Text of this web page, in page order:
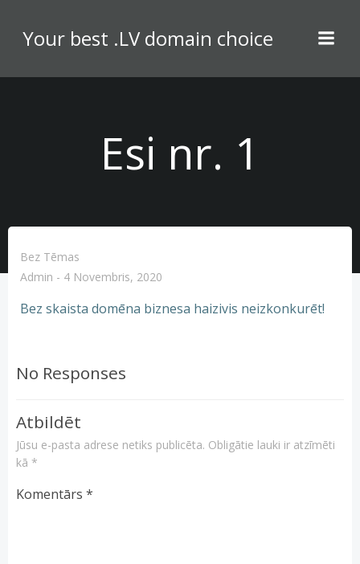
content
Your best .LV domain choice
Esi nr. 1
Bez Tēmas
Admin - 4 Novembris, 2020
Bez skaista domēna biznesa haizivis neizkonkurēt!
No Responses
Atbildēt
Jūsu e-pasta adrese netiks publicēta. Obligātie lauki ir atzīmēti
kā *
Komentārs *